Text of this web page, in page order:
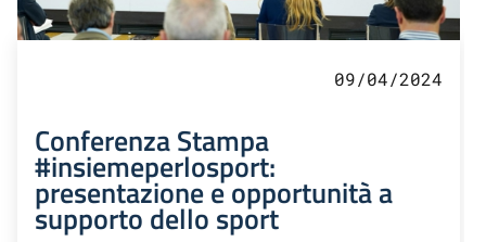
09/04/2024
Conferenza Stampa
#insiemeperlosport:
presentazione e opportunità a
supporto dello sport